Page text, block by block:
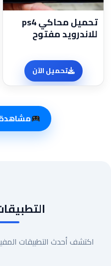
تحميل محاكي ps4
للاندرويد مفتوح
تحميل الآن
مشاهدة
اكتشف أحدث التطبيقات